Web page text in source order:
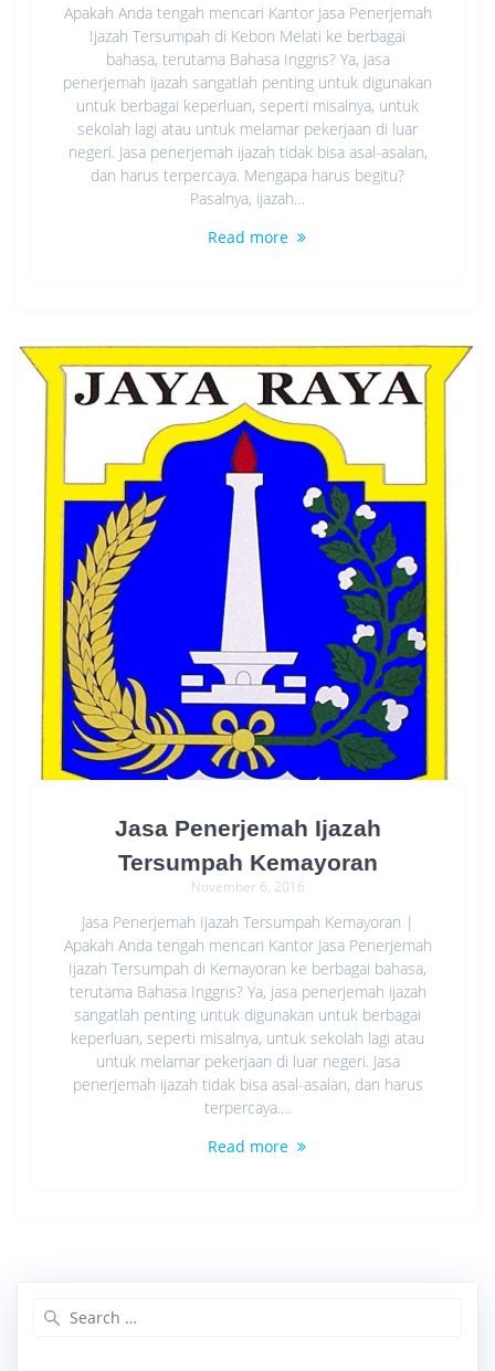
Apakah Anda tengah mencari Kantor Jasa Penerjemah
Ijazah Tersumpah di Kebon Melati ke berbagai
bahasa, terutama Bahasa Inggris? Ya, jasa
penerjemah ijazah sangatlah penting untuk digunakan
untuk berbagai keperluan, seperti misalnya, untuk
sekolah lagi atau untuk melamar pekerjaan di luar
negeri. Jasa penerjemah ijazah tidak bisa asal-asalan,
dan harus terpercaya. Mengapa harus begitu?
Pasalnya, ijazah…
Read more
Jasa Penerjemah Ijazah
Tersumpah Kemayoran
November 6, 2016
Jasa Penerjemah Ijazah Tersumpah Kemayoran |
Apakah Anda tengah mencari Kantor Jasa Penerjemah
Ijazah Tersumpah di Kemayoran ke berbagai bahasa,
terutama Bahasa Inggris? Ya, jasa penerjemah ijazah
sangatlah penting untuk digunakan untuk berbagai
keperluan, seperti misalnya, untuk sekolah lagi atau
untuk melamar pekerjaan di luar negeri. Jasa
penerjemah ijazah tidak bisa asal-asalan, dan harus
terpercaya.…
Read more